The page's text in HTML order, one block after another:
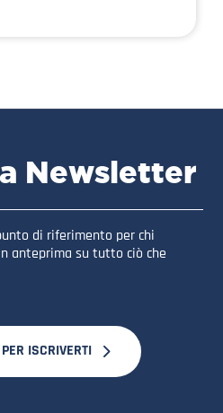
Newsletter
di riferimento per chi
anteprima su tutto ciò che
ISCRIVERTI